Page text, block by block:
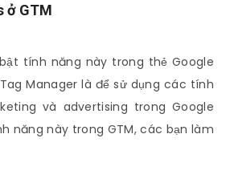
ở GTM
tính năng này trong thẻ Google
Manager là để sử dụng các tính
và advertising trong Google
năng này trong GTM, các bạn làm